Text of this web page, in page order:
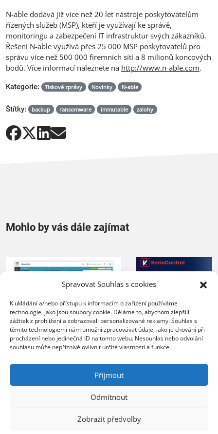
Spravovat Souhlas s cookies
K ukládání a/nebo přístupu k informacím o zařízení používáme
technologie, jako jsou soubory cookie. Děláme to, abychom zlepšili
zážitek z prohlížení a zobrazovali personalizované reklamy. Souhlas s
těmito technologiemi nám umožní zpracovávat údaje, jako je chování při
procházení nebo jedinečná ID na tomto webu. Nesouhlas nebo odvolání
souhlasu může nepříznivě ovlivnit určité vlastnosti a funkce.
Příjmout
Odmítnout
Zobrazit předvolby
N-able dodává již více než 20 let nástroje poskytovatelům
řízených služeb (MSP), kteří je využívají ke správě,
monitoringu a zabezpečení IT infrastruktur svých zákazníků.
Řešení N-able využívá přes 25 000 MSP poskytovatelů pro
správu více než 500 000 firemních sítí a 8 milionů koncových
bodů. Více informací naleznete na http://www.n-able.com.
Kategorie: Tiskové zprávy Novinky N-able
Štítky: backup ransomware immutable zalohy
Mohlo by vás dále zajímat
ZEBRA SYSTEMS:
úspěšně řídí svůj růst
s řešením N-able N-
XERTEC
Kerio Control
k zabezpečení